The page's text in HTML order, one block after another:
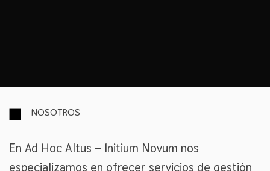
NOSOTROS
En Ad Hoc Altus – Initium Novum nos
especializamos en ofrecer servicios de gestión